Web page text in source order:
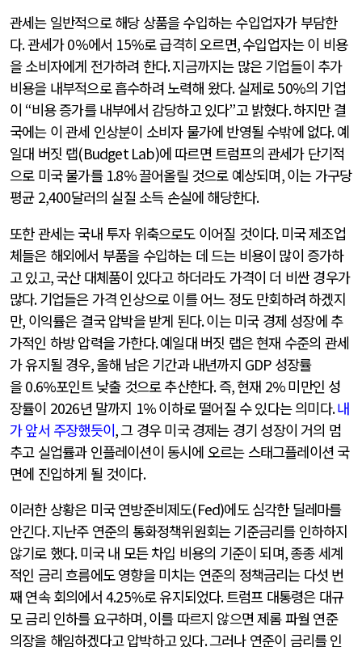
관세는 일반적으로 해당 상품을 수입하는 수입업자가 부담한
다.관세가0%에서 15%로 급격히 오르면,수입업자는 이 비용
을 소비자에게 전가하려 한다.지금까지는 많은 기업들이 추가
비용을 내부적으로 흡수하려 노력해 왔다.실제로50%의 기업
이 “비용 증가를 내부에서 감당하고 있다”고 밝혔다.하지만 결
국에는 이 관세 인상분이 소비자 물가에 반영될 수밖에 없다.예
일대 버짓 랩(Budget Lab)에 따르면 트럼프의 관세가 단기적
으로 미국 물가를 1.8%끌어올릴 것으로 예상되며,이는 가구당
평균 2,400달러의 실질 소득 손실에 해당한다.
또한 관세는 국내 투자 위축으로도 이어질 것이다.미국 제조업
체들은 해외에서 부품을 수입하는 데 드는 비용이 많이 증가하
고 있고,국산 대체품이 있다고 하더라도 가격이 더 비싼 경우가
많다.기업들은 가격 인상으로 이를 어느 정도 만회하려 하겠지
만, 이익률은 결국 압박을 받게 된다.이는 미국 경제 성장에 추
가적인 하방 압력을 가한다.예일대 버짓 랩은 현재 수준의 관세
가 유지될 경우,올해 남은 기간과 내년까지 GDP 성장률
을0.6%포인트 낮출 것으로 추산한다.즉,현재 2%미만인 성
장률이 2026년 말까지 1%이하로 떨어질 수 있다는 의미다.내
가 앞서 주장했듯이,그 경우 미국 경제는 경기 성장이 거의 멈
추고 실업률과 인플레이션이 동시에 오르는 스태그플레이션 국
면에 진입하게 될 것이다.
이러한 상황은 미국 연방준비제도(Fed)에도 심각한 딜레마를
안긴다.지난주 연준의 통화정책위원회는 기준금리를 인하하지
않기로 했다.미국 내 모든 차입 비용의 기준이 되며,종종 세계
적인 금리 흐름에도 영향을 미치는 연준의 정책금리는 다섯 번
째 연속 회의에서 4.25%로 유지되었다.트럼프 대통령은 대규
모 금리 인하를 요구하며,이를 따르지 않으면 제롬 파월 연준
의장을 해임하겠다고 압박하고 있다.그러나 연준이 금리를 인